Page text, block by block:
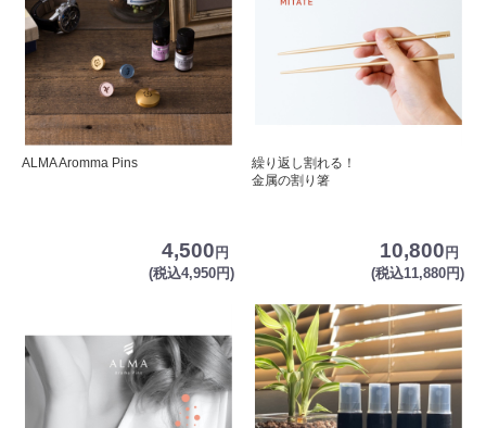
ALMA Aromma Pins
4,500 円
(税込4,950円)
繰り返し割れる！
金属の割り箸
10,800 円
(税込11,880円)